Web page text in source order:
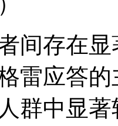
间存在
雷应答
群中显